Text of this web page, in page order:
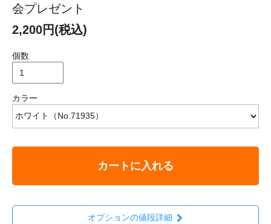
会プレゼント
2,200円(税込)
個数
カラー
カートに入れる
オプションの値段詳細